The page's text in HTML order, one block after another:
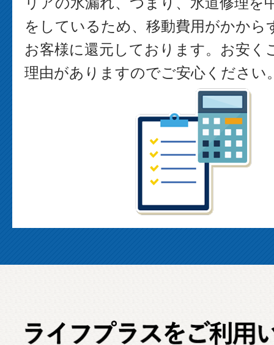
をしているため、移動費用がかから
お客様に還元しております。お安く
理由がありますのでご安心ください